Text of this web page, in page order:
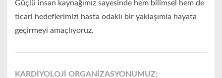
Güçlü insan kaynağımız sayesinde hem bilimsel hem de
ticari hedeflerimizi hasta odaklı bir yaklaşımla hayata
geçirmeyi amaçlıyoruz.
KARDİYOLOJİ ORGANİZASYONUMUZ;